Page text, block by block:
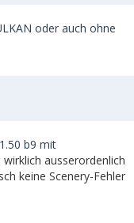
oder auch ohne
b9 mit
ausserordenlich
keine Scenery-Fehler